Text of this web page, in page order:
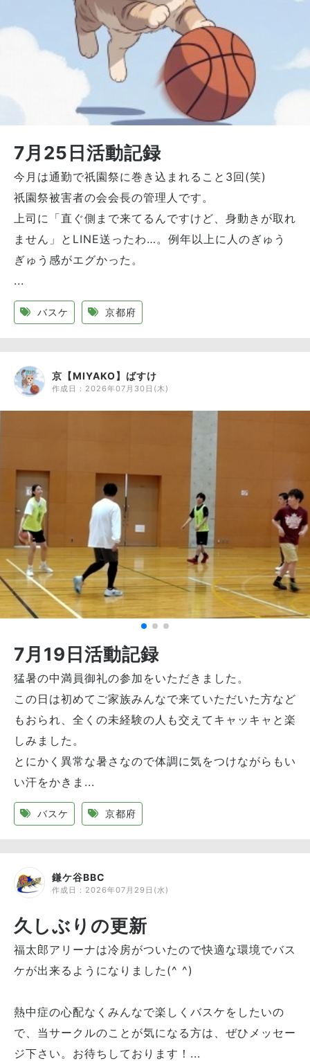
7月25日活動記録
今月は通勤で祇園祭に巻き込まれること3回(笑)
祇園祭被害者の会会長の管理人です。
上司に「直ぐ側まで来てるんですけど、身動きが取れ
ません」とLINE送ったわ…。例年以上に人のぎゅう
ぎゅう感がエグかった。
...
バスケ 京都府
京【MIYAKO】ばすけ
作成日： 2026年07月30日(木)
7月19日活動記録
猛暑の中満員御礼の参加をいただきました。
この日は初めてご家族みんなで来ていただいた方など
もおられ、全くの未経験の人も交えてキャッキャと楽
しみました。
とにかく異常な暑さなので体調に気をつけながらもい
い汗をかきま...
バスケ 京都府
鎌ケ谷BBC
作成日： 2026年07月29日(水)
久しぶりの更新
福太郎アリーナは冷房がついたので快適な環境でバス
ケが出来るようになりました(^ ^)
熱中症の心配なくみんなで楽しくバスケをしたいの
で、当サークルのことが気になる方は、ぜひメッセー
ジ下さい。お待ちしております！...